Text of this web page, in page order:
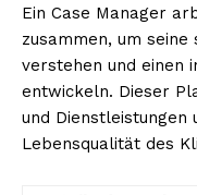
Ein Case Manager
zusammen, um seine
verstehen und einen
entwickeln. Dieser
und Dienstleistungen
Lebensqualität des